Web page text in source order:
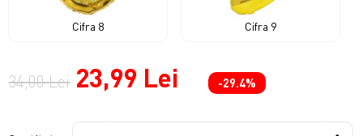
Cifra 8 Cifra 9
34,00 Lei 23,99 Lei -29.4%